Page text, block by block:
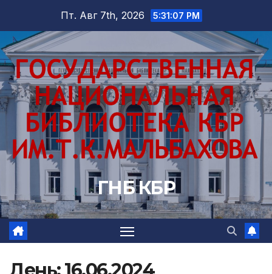
содержимому
Пт. Авг 7th, 2026 5:31:08 PM
ГНБ КБР